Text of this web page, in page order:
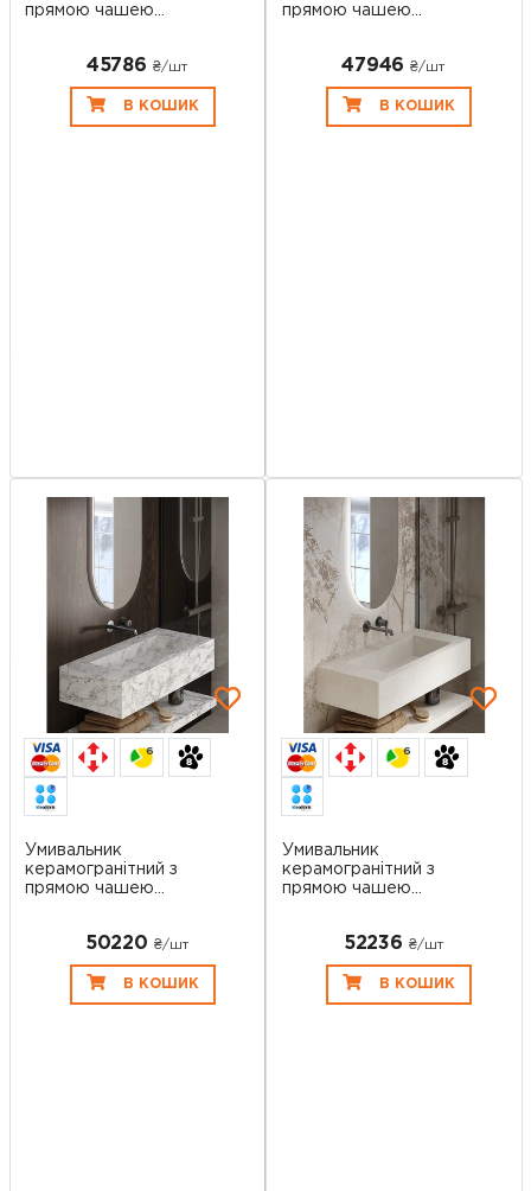
прямою чашею
45786 ₴/шт
В КОШИК
прямою чашею
47946 ₴/шт
В КОШИК
6
Умивальник
керамогранітний з
прямою чашею
50220 ₴/шт
В КОШИК
6
Умивальник
керамогранітний з
прямою чашею
52236 ₴/шт
В КОШИК